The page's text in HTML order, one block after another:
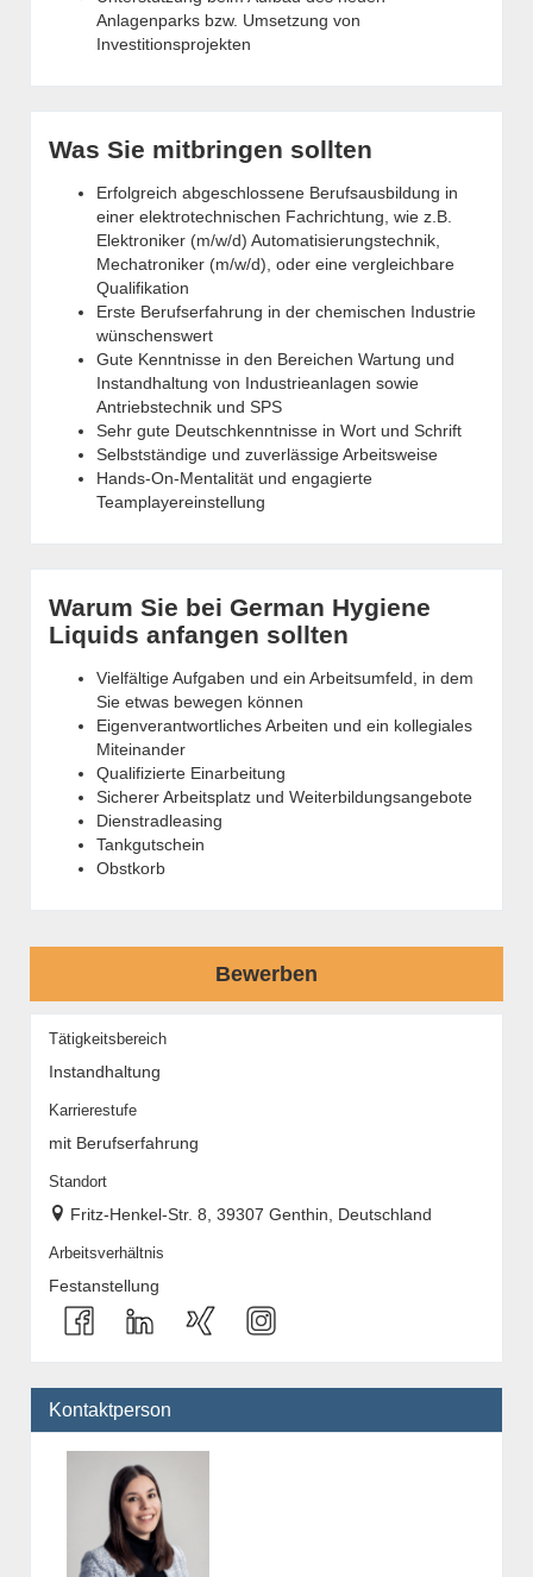
Anlagenparks bzw. Umsetzung von
Investitionsprojekten
Was Sie mitbringen sollten
Erfolgreich abgeschlossene Berufsausbildung in
einer elektrotechnischen Fachrichtung, wie z.B.
Elektroniker (m/w/d) Automatisierungstechnik,
Mechatroniker (m/w/d), oder eine vergleichbare
Qualifikation
Erste Berufserfahrung in der chemischen Industrie
wünschenswert
Gute Kenntnisse in den Bereichen Wartung und
Instandhaltung von Industrieanlagen sowie
Antriebstechnik und SPS
Sehr gute Deutschkenntnisse in Wort und Schrift
Selbstständige und zuverlässige Arbeitsweise
Hands-On-Mentalität und engagierte
Teamplayereinstellung
Warum Sie bei German Hygiene
Liquids anfangen sollten
Vielfältige Aufgaben und ein Arbeitsumfeld, in dem
Sie etwas bewegen können
Eigenverantwortliches Arbeiten und ein kollegiales
Miteinander
Qualifizierte Einarbeitung
Sicherer Arbeitsplatz und Weiterbildungsangebote
Dienstradleasing
Tankgutschein
Obstkorb
Bewerben
Tätigkeitsbereich
Instandhaltung
Karrierestufe
mit Berufserfahrung
Standort
Fritz-Henkel-Str. 8, 39307 Genthin, Deutschland
Arbeitsverhältnis
Festanstellung
Kontaktperson